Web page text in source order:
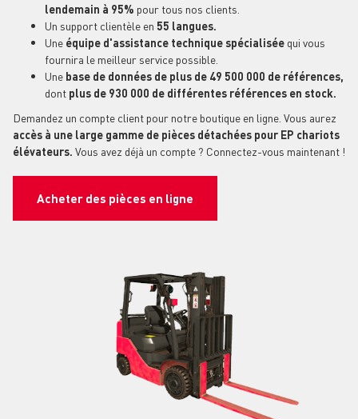
lendemain à 95% pour tous nos clients.
Un support clientèle en 55 langues.
Une équipe d'assistance technique spécialisée qui vous
fournira le meilleur service possible.
Une base de données de plus de 49 500 000 de références,
dont plus de 930 000 de différentes références en stock.
Demandez un compte client pour notre boutique en ligne. Vous aurez
accès à une large gamme de pièces détachées pour EP chariots
élévateurs. Vous avez déjà un compte ? Connectez-vous maintenant !
Acheter des pièces en ligne